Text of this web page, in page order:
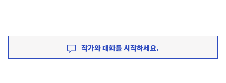
작가와 대화를 시작하세요.